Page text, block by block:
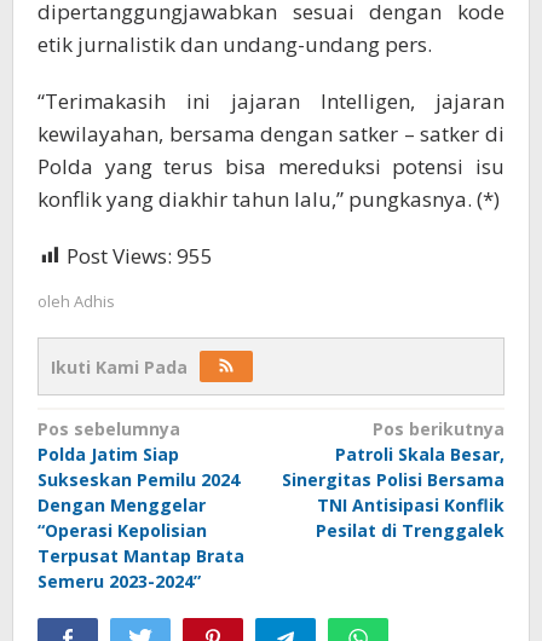
dipertanggungjawabkan sesuai dengan kode
etik jurnalistik dan undang-undang pers.
“Terimakasih ini jajaran Intelligen, jajaran
kewilayahan, bersama dengan satker – satker di
Polda yang terus bisa mereduksi potensi isu
konflik yang diakhir tahun lalu,” pungkasnya. (*)
Post Views: 955
oleh Adhis
Ikuti Kami Pada
Navigasi
pos
Pos sebelumnya
Polda Jatim Siap
Sukseskan Pemilu 2024
Dengan Menggelar
“Operasi Kepolisian
Terpusat Mantap Brata
Semeru 2023-2024”
Pos berikutnya
Patroli Skala Besar,
Sinergitas Polisi Bersama
TNI Antisipasi Konflik
Pesilat di Trenggalek